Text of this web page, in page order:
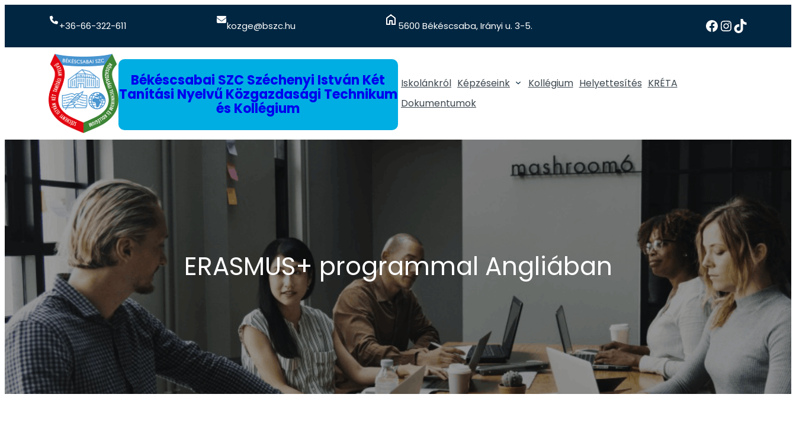
+36-66-322-611 kozge@bszc.hu 5600 Békéscsaba, Irányi u. 3-5.
Békéscsabai SZC Széchenyi István Két
Tanítási Nyelvű Közgazdasági Technikum
és Kollégium
Iskolánkról Képzéseink Kollégium Helyettesítés KRÉTA
Dokumentumok
ERASMUS+ programmal Angliában